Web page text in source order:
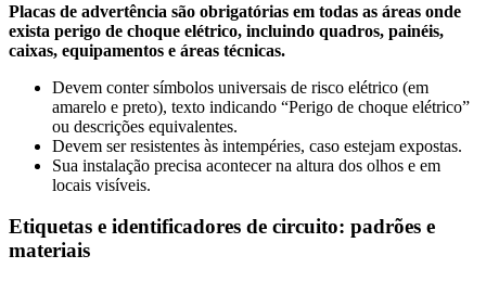
Placas de advertência são obrigatórias em todas as áreas onde
exista perigo de choque elétrico, incluindo quadros, painéis,
caixas, equipamentos e áreas técnicas.
Devem conter símbolos universais de risco elétrico (em
amarelo e preto), texto indicando “Perigo de choque elétrico”
ou descrições equivalentes.
Devem ser resistentes às intempéries, caso estejam expostas.
Sua instalação precisa acontecer na altura dos olhos e em
locais visíveis.
Etiquetas e identificadores de circuito: padrões e
materiais